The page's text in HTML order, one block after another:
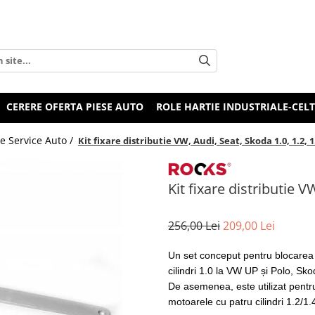
CERERE OFERTA PIESE AUTO ROLE HARTIE INDUSTRIALE-
Service Auto / Kit fixare distributie VW, Audi, Seat, Skoda 1.0, 1.2,
Kit fixare distributie
256,00 Lei209,00 Lei
Un set conceput pentru
cilindri 1.0 la VW UP și Polo,
De asemenea, este utilizat
motoarele cu patru cilindri 1.2/